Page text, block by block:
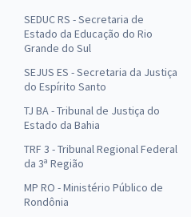
SEDUC RS - Secretaria de
Estado da Educação do Rio
Grande do Sul
SEJUS ES - Secretaria da Justiça
do Espírito Santo
TJ BA - Tribunal de Justiça do
Estado da Bahia
TRF 3 - Tribunal Regional Federal
da 3ª Região
MP RO - Ministério Público de
Rondônia